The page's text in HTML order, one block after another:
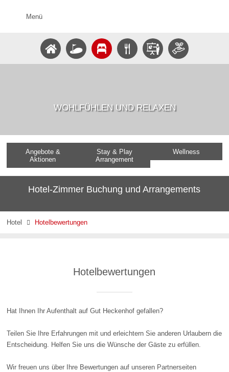
Menü
WOHLFÜHLEN UND RELAXEN
Angebote &
Aktionen
Stay & Play
Arrangement
Wellness
Hotel-Zimmer Buchung und Arrangements
Hotel  Hotelbewertungen
Hotelbewertungen
Hat Ihnen Ihr Aufenthalt auf Gut Heckenhof gefallen?
Teilen Sie Ihre Erfahrungen mit und erleichtern Sie anderen Urlaubern die
Entscheidung. Helfen Sie uns die Wünsche der Gäste zu erfüllen.
Wir freuen uns über Ihre Bewertungen auf unseren Partnerseiten